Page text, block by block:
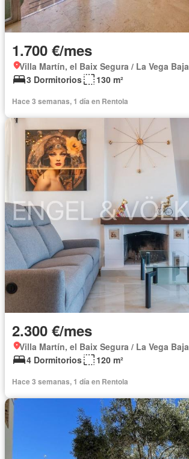
1.700 €/mes
Villa Martín, el Baix Segura / La Vega Baja
3 Dormitorios
130 m²
Hace 3 semanas, 1 día en Rentola
2.300 €/mes
Villa Martín, el Baix Segura / La Vega Baja
4 Dormitorios
120 m²
Hace 3 semanas, 1 día en Rentola